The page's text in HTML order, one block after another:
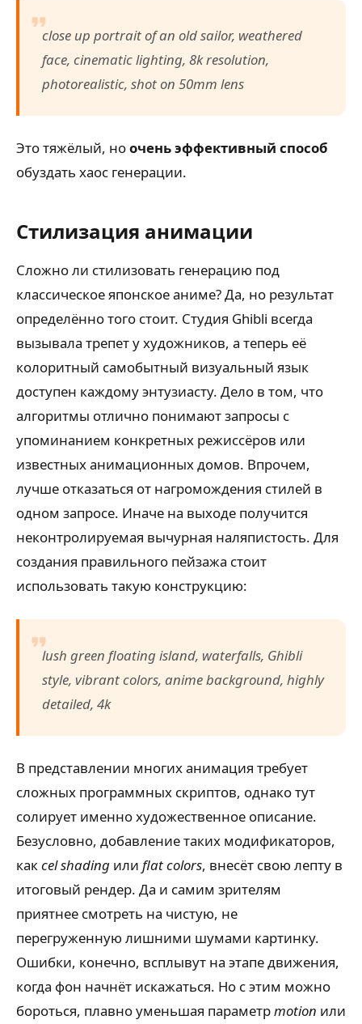
close up portrait of an old sailor, weathered
face, cinematic lighting, 8k resolution,
photorealistic, shot on 50mm lens
Это тяжёлый, ноочень эффективный способ
обуздать хаос генерации.
Стилизация анимации
Сложно ли стилизовать генерацию под
классическое японское аниме? Да, но результат
определённо того стоит. Студия Ghibli всегда
вызывала трепет у художников, а теперь её
колоритный самобытный визуальный язык
доступен каждому энтузиасту. Дело в том, что
алгоритмы отлично понимают запросы с
упоминанием конкретных режиссёров или
известных анимационных домов. Впрочем,
лучше отказаться от нагромождения стилей в
одном запросе. Иначе на выходе получится
неконтролируемая вычурная наляпистость. Для
создания правильного пейзажа стоит
использовать такую конструкцию:
lush green floating island, waterfalls, Ghibli
style, vibrant colors, anime background, highly
detailed, 4k
В представлении многих анимация требует
сложных программных скриптов, однако тут
солирует именно художественное описание.
Безусловно, добавление таких модификаторов,
какcel shading или flat colors, внесёт свою лепту в
итоговый рендер. Да и самим зрителям
приятнее смотреть на чистую, не
перегруженную лишними шумами картинку.
Ошибки, конечно, всплывут на этапе движения,
когда фон начнёт искажаться. Но с этим можно
бороться, плавно уменьшая параметрmotion или